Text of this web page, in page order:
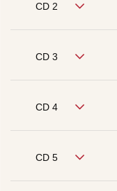
CD 2
CD 3
CD 4
CD 5